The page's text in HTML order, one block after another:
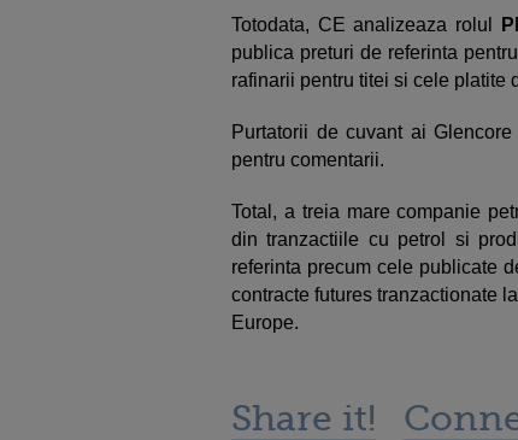
Totodata, CE analizeaza rolul
publica preturi de referinta
rafinarii pentru titei si cele platite
Purtatorii de cuvant ai
pentru comentarii.
Total, a treia mare companie
din tranzactiile cu petrol si
referinta precum cele publicate
contracte futures tranzactionate
Europe.
Share it!